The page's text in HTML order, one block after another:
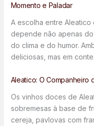
Momento e Paladar
A escolha entre Aleatico
depende não apenas do
do clima e do humor.
deliciosas, mas em
Aleatico: O Companheiro
Os vinhos doces de
sobremesas à base de
cereja, pavlovas com